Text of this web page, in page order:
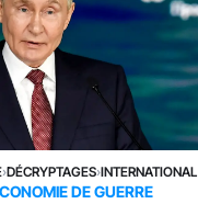
›DÉCRYPTAGES›INTERNATIONAL
DE GUERRE